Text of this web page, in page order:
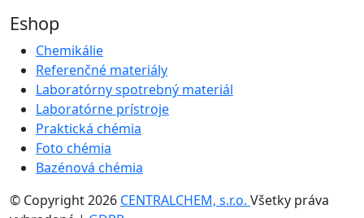
Eshop
Chemikálie
Referenčné materiály
Laboratórny spotrebný materiál
Laboratórne prístroje
Praktická chémia
Foto chémia
Bazénová chémia
© Copyright 2026 CENTRALCHEM, s.r.o. Všetky práva